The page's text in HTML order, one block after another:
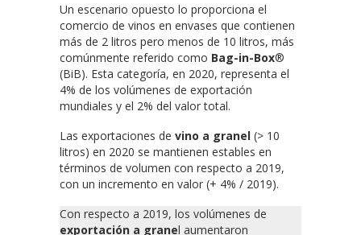
Un escenario opuesto lo proporciona el
comercio de vinos en envases que contienen
más de 2 litros pero menos de 10 litros, más
comúnmente referido como Bag-in-Box®
(BiB). Esta categoría, en 2020, representa el
4% de los volúmenes de exportación
mundiales y el 2% del valor total.
Las exportaciones de vino a granel (> 10
litros) en 2020 se mantienen estables en
términos de volumen con respecto a 2019,
con un incremento en valor (+ 4% / 2019).
Con respecto a 2019, los volúmenes de
exportación a granel aumentaron